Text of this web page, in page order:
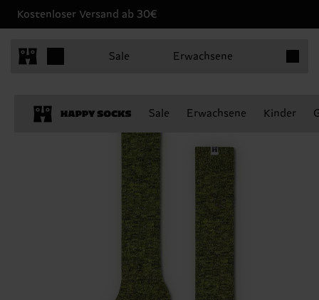
Kostenloser Versand ab 30€
Sale Erwachsene
Sale Erwachsene Kinder